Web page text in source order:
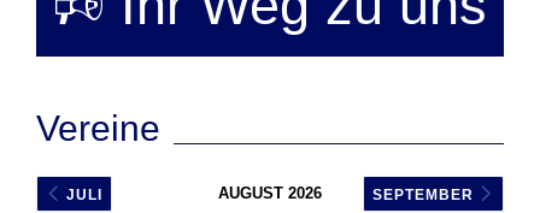
Vereine
JULI AUGUST 2026 SEPTEMBER